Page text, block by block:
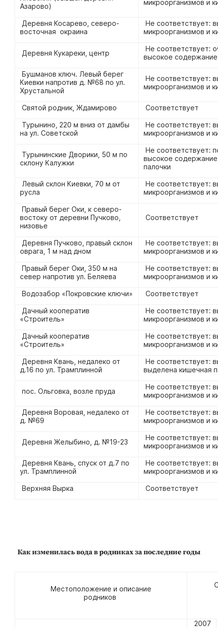
Азарово)
микроорганизмов и
Деревня Косарево, северо-
восточная окраина
Не соответствует:
микроорганизмов и
Деревня Кукареки, центр
Не соответствует:
высокое
Бушманов ключ. Левый берег
Киевки напротив д. №68 по ул.
Хрустальной
Не соответствует:
микроорганизмов и
Святой родник, Ждамирово Соответствует
Турынино, 220 м вниз от дамбы
на ул. Советской
Не соответствует:
микроорганизмов и
Турынинские Дворики, 50 м по
склону Калужки
Не соответствует:
высокое
палочки
Левый склон Киевки, 70 м от
русла
Не соответствует:
микроорганизмов и
Правый берег Оки, к северо-
востоку от деревни Пучково,
низовье
Соответствует
Деревня Пучково, правый склон
оврага, 1 м над дном
Не соответствует:
микроорганизмов и
Правый берег Оки, 350 м на
север напротив ул. Беляева
Не соответствует:
микроорганизмов и
Водозабор «Покровские ключи» Соответствует
Дачный кооператив
«Строитель»
Не соответствует:
микроорганизмов и
Дачный кооператив
«Строитель»
Не соответствует:
микроорганизмов и
Деревня Квань, недалеко от
д.16 по ул. Трамплинной
Не соответствует:
выделена кишечная
пос. Ольговка, возле пруда
Не соответствует:
микроорганизмов и
Деревня Воровая, недалеко от
д. №69
Не соответствует:
микроорганизмов и
Деревня Желыбино, д. №19-23
Не соответствует:
микроорганизмов и
Деревня Квань, спуск от д.7 по
ул. Трамплинной
Не соответствует:
микроорганизмов и
Верхняя Вырка Соответствует
Как изменилась вода в родниках за последние годы
Местоположение и описание
родников
2007